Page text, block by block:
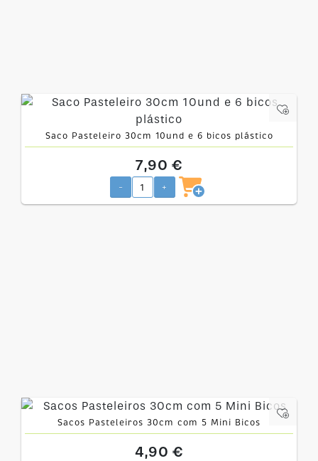
Saco Pasteleiro 30cm 10und e 6 bicos plástico
7,90 €
- +
Sacos Pasteleiros 30cm com 5 Mini Bicos
4,90 €